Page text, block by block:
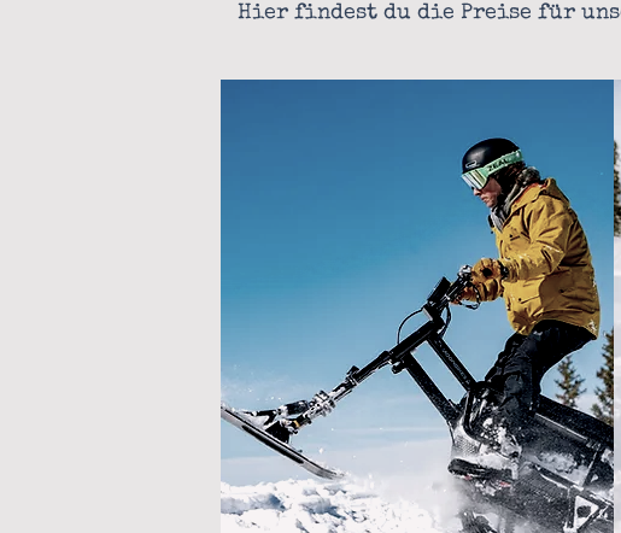
Hier findest du die Preise für